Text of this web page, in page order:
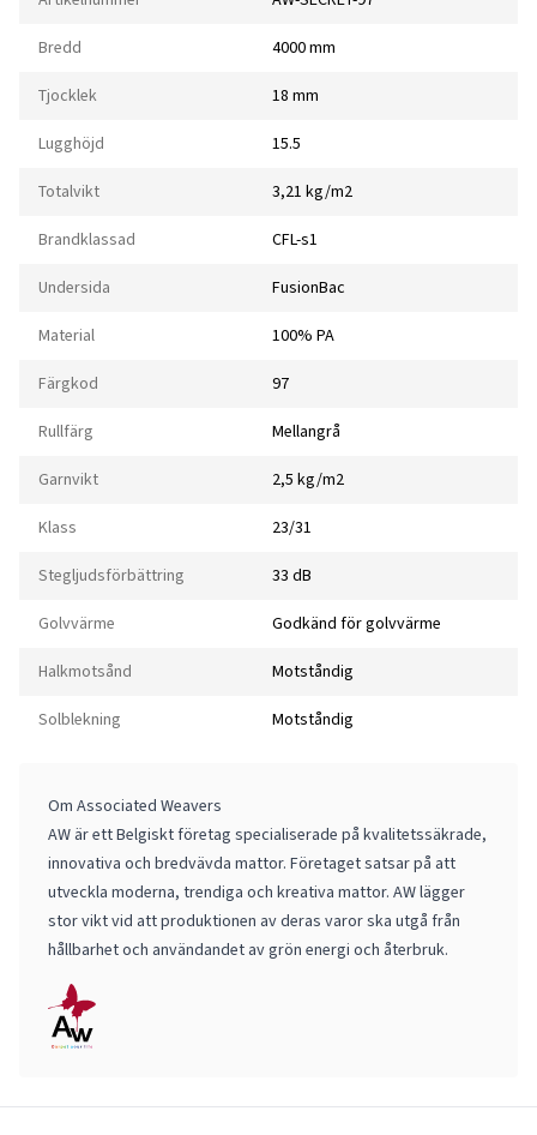
Bredd 4000 mm
Tjocklek 18 mm
Lugghöjd 15.5
Totalvikt 3,21 kg/m2
Brandklassad CFL-s1
Undersida FusionBac
Material 100% PA
Färgkod 97
Rullfärg Mellangrå
Garnvikt 2,5 kg/m2
Klass 23/31
Stegljudsförbättring 33 dB
Golvvärme Godkänd för golvvärme
Halkmotsånd Motståndig
Solblekning Motståndig
Om Associated Weavers
AW är ett Belgiskt företag specialiserade på kvalitetssäkrade,
innovativa och bredvävda mattor. Företaget satsar på att
utveckla moderna, trendiga och kreativa mattor. AW lägger
stor vikt vid att produktionen av deras varor ska utgå från
hållbarhet och användandet av grön energi och återbruk.